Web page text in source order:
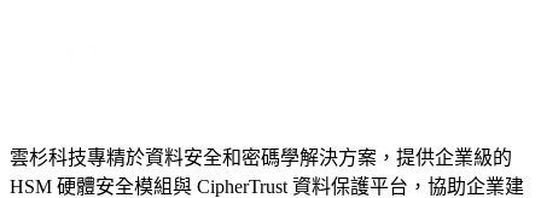
雲杉科技專精於資料安全和密碼學解決方案，提供企業級的
HSM 硬體安全模組與 CipherTrust 資料保護平台，協助企業建